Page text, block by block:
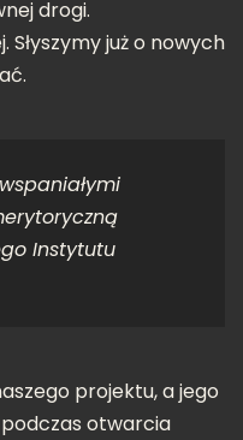
drogi.
już o nowych
Instytutu
projektu, a jego
otwarcia